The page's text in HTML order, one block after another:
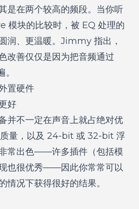
是在两个较高的频段。当你听
模块的比较时，被 EQ 处理的
润、更温暖。Jimmy 指出，
改善仅仅是因为把音频通过
置硬件
好
并不一定在声音上就占绝对优
量，以及 24-bit 或 32-bit 浮
常出色——许多插件（包括模
也很优秀——因此你常常可以
情况下获得很好的结果。